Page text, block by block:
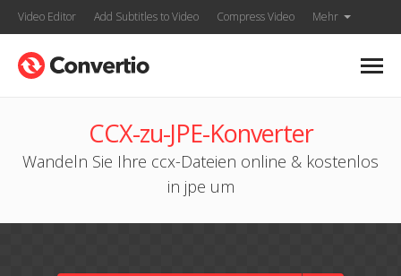
Video Editor Add Subtitles to Video Compress Video Mehr
CCX-zu-JPE-Konverter
Wandeln Sie Ihre ccx-Dateien online & kostenlos
in jpe um